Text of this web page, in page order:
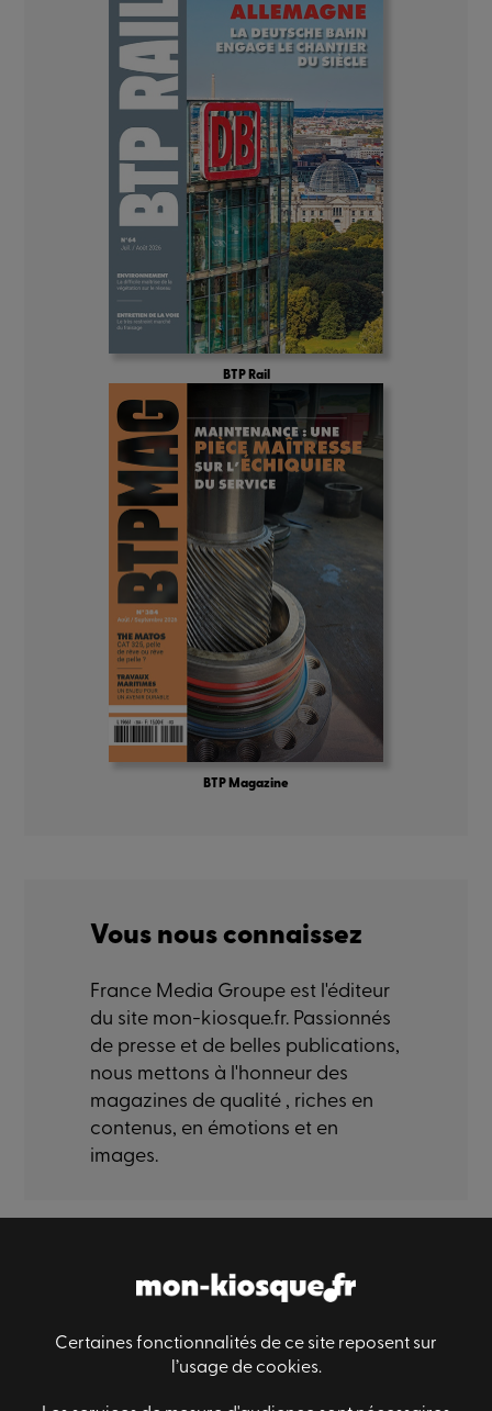
Certaines fonctionnalités de ce site reposent sur
l’usage de cookies.
BTP Rail
BTP Magazine
Vous nous connaissez
France Media Groupe est l'éditeur
du site mon-kiosque.fr. Passionnés
de presse et de belles publications,
nous mettons à l'honneur des
magazines de qualité , riches en
contenus, en émotions et en
images.